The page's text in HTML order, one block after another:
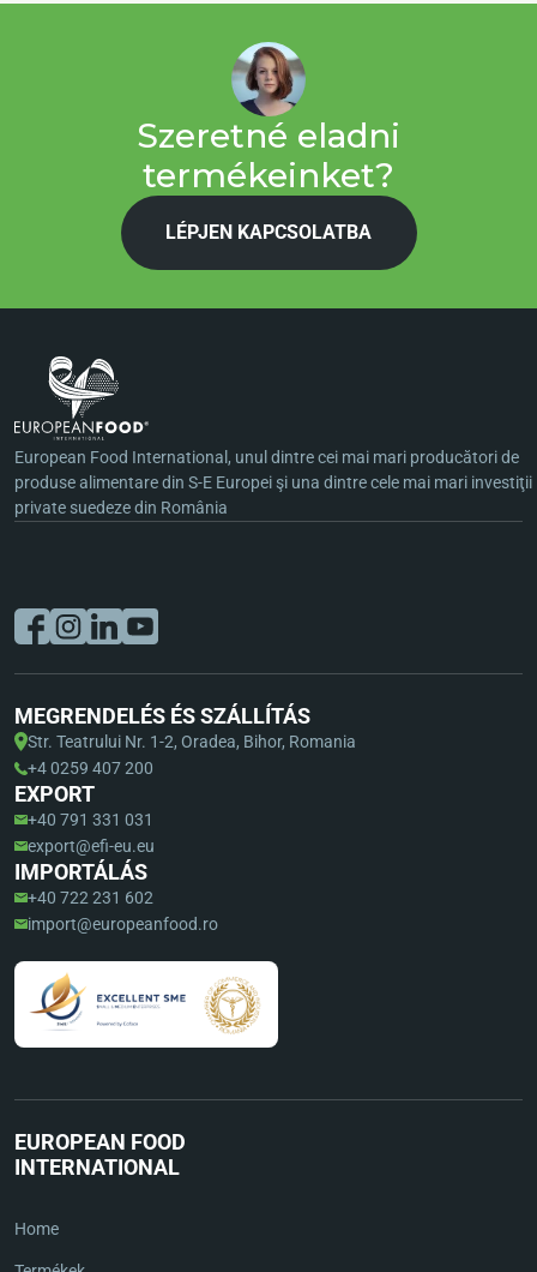
Szeretné eladni
termékeinket?
LÉPJEN KAPCSOLATBA
European Food International, unul dintre cei mai mari producători de
produse alimentare din S-E Europei şi una dintre cele mai mari investiţii
private suedeze din România
MEGRENDELÉS ÉS SZÁLLÍTÁS
Str. Teatrului Nr. 1-2, Oradea, Bihor, Romania
+4 0259 407 200
EXPORT
+40 791 331 031
export@efi-eu.eu
IMPORTÁLÁS
+40 722 231 602
import@europeanfood.ro
EUROPEAN FOOD
INTERNATIONAL
Home